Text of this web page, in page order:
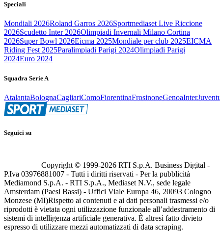
Speciali
Mondiali 2026Roland Garros 2026Sportmediaset Live Riccione
2026Scudetto Inter 2026Olimpiadi Invernali Milano Cortina
2026Super Bowl 2026Eicma 2025Mondiale per club 2025EICMA
Riding Fest 2025Paralimpiadi Parigi 2024Olimpiadi Parigi
2024Euro 2024
Squadra Serie A
AtalantaBolognaCagliariComoFiorentinaFrosinoneGenoaInter
Seguici su
Copyright © 1999-2026 RTI S.p.A. Business Digital -
P.Iva 03976881007 - Tutti i diritti riservati - Per la pubblicità
Mediamond S.p.A. - RTI S.p.A., Mediaset N.V., sede legale
Amsterdam (Paesi Bassi) - Uffici Viale Europa 46, 20093 Cologno
Monzese (MI)Rispetto ai contenuti e ai dati personali trasmessi e/o
riprodotti è vietata ogni utilizzazione funzionale all’addestramento di
sistemi di intelligenza artificiale generativa. È altresì fatto divieto
espresso di utilizzare mezzi automatizzati di data scraping.